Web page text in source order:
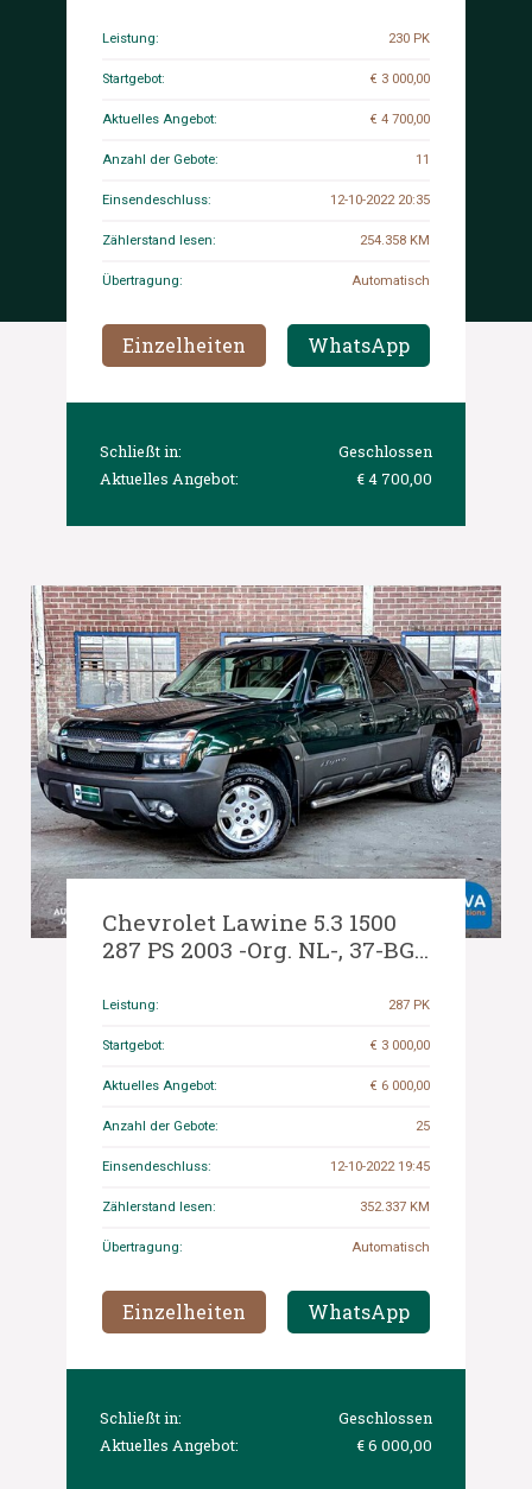
Leistung: 230 PK
Startgebot: € 3 000,00
Aktuelles Angebot: € 4 700,00
Anzahl der Gebote: 11
Einsendeschluss: 12-10-2022 20:35
Zählerstand lesen: 254.358 KM
Übertragung: Automatisch
Einzelheiten WhatsApp
Schließt in:
Geschlossen
Aktuelles Angebot:
€ 4 700,00
Chevrolet Lawine 5.3 1500
287 PS 2003 -Org. NL-, 37-BG-
Leistung: 287 PK
Startgebot: € 3 000,00
Aktuelles Angebot: € 6 000,00
Anzahl der Gebote: 25
Einsendeschluss: 12-10-2022 19:45
Zählerstand lesen: 352.337 KM
Übertragung: Automatisch
Einzelheiten WhatsApp
Schließt in:
Geschlossen
Aktuelles Angebot:
€ 6 000,00